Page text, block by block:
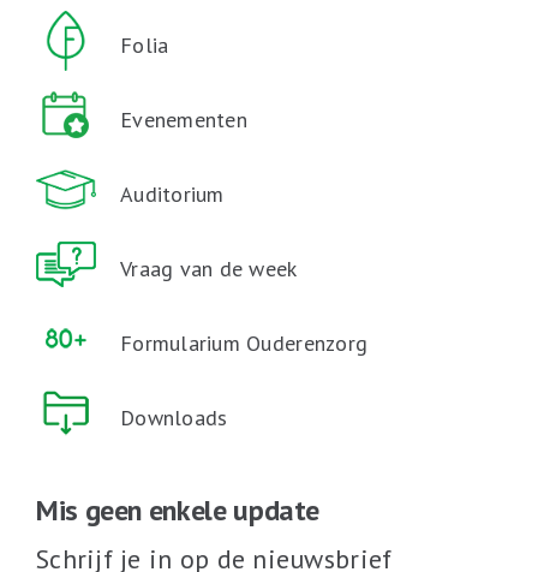
Folia
Evenementen
Auditorium
Vraag van de week
Formularium Ouderenzorg
Downloads
Mis geen enkele update
Schrijf je in op de nieuwsbrief